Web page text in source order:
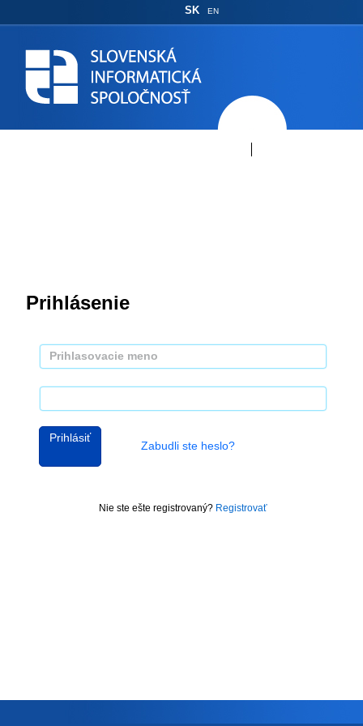
SK EN
Prihlásenie
Prihlásiť
Zabudli ste heslo?
Nie ste ešte registrovaný? Registrovať